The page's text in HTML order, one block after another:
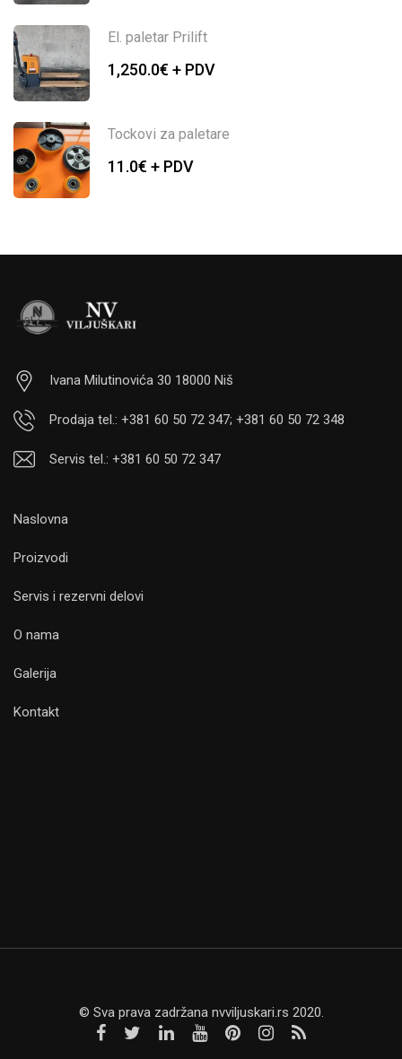
El. paletar Prilift
1,250.0€ + PDV
Tockovi za paletare
11.0€ + PDV
Ivana Milutinovića 30 18000 Niš
Prodaja tel.: +381 60 50 72 347; +381 60 50 72 348
Servis tel.: +381 60 50 72 347
Naslovna
Proizvodi
Servis i rezervni delovi
O nama
Galerija
Kontakt
© Sva prava zadržana nvviljuskari.rs 2020.